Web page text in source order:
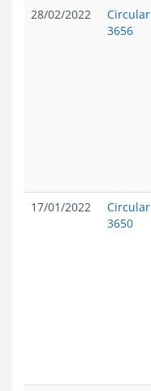
28/02/2022
Circular
3656
17/01/2022
Circular
3650